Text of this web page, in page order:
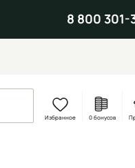
8 800
Избранное 0 бонусов